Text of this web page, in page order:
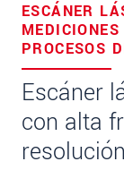
ESCÁNER
PROCESOS
Escáner
con alta
resolución
Message*
* Mandatory
We treat